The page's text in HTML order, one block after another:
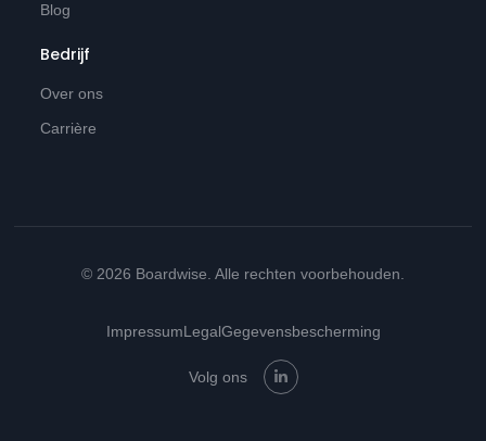
Blog
Bedrijf
Over ons
Carrière
© 2026 Boardwise. Alle rechten voorbehouden.
ImpressumLegalGegevensbescherming
Volg ons